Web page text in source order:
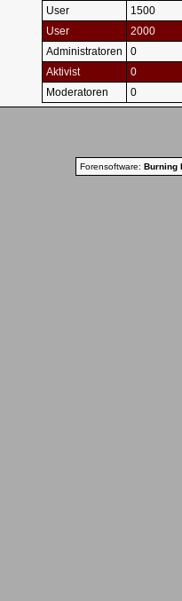
User
1500
User
2000
Administratoren
0
Aktivist
0
Moderatoren
0
Forensoftware: Burning